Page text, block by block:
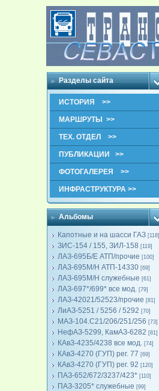
Разделы сайта
ИСТОРИЯ >>
МАРШРУТЫ >>
ТЕХ. ОТДЕЛ >>
ПУБЛИКАЦИИ >>
ФОТОГАЛЕРЕЯ >>
ИНФРАСТРУКТУРА >>
Альбомы
Капотные и на шасси ГАЗ [118]
ЗИС-154 / 155, ЗИЛ-158 [119]
ЛАЗ-695Б/Е АТП/прочие [100]
ЛАЗ-695М/Н АТП-14330 [69]
ЛАЗ-695М/Н служебные [61]
ЛАЗ-697*/699* все мод. [79]
ЛАЗ-42021/52523/прочие [81]
ЛиАЗ-5251 / 5256 / 5292 [70]
МАЗ-104.C21/206/251/256 [73]
НефАЗ-5299, КамАЗ-6282 [81]
КАвЗ-4235/4238 все мод. [74]
КАвЗ-4270 (ГУП) рег. 77 [69]
КАвЗ-4270 (ГУП) рег. 92 [120]
ПАЗ-652/672/3237/423* [110]
ПАЗ-3205* служебные [99]